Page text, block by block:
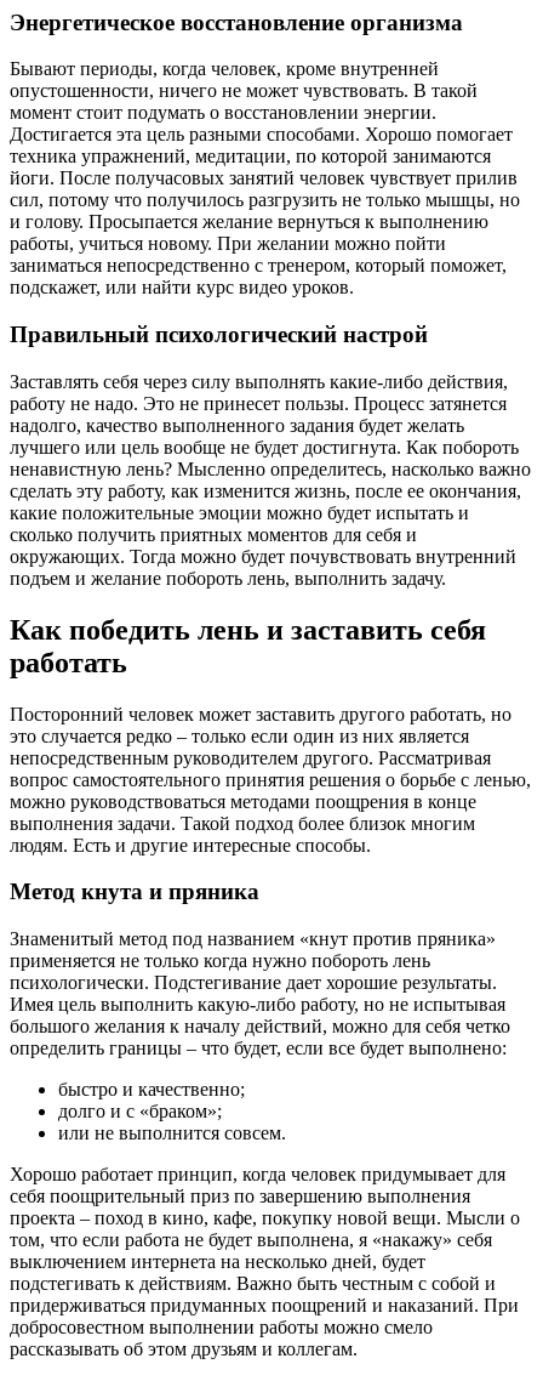
Энергетическое восстановление организма
Бывают периоды, когда человек, кроме внутренней
опустошенности, ничего не может чувствовать. В такой
момент стоит подумать о восстановлении энергии.
Достигается эта цель разными способами. Хорошо помогает
техника упражнений, медитации, по которой занимаются
йоги. После получасовых занятий человек чувствует прилив
сил, потому что получилось разгрузить не только мышцы, но
и голову. Просыпается желание вернуться к выполнению
работы, учиться новому. При желании можно пойти
заниматься непосредственно с тренером, который поможет,
подскажет, или найти курс видео уроков.
Правильный психологический настрой
Заставлять себя через силу выполнять какие-либо действия,
работу не надо. Это не принесет пользы. Процесс затянется
надолго, качество выполненного задания будет желать
лучшего или цель вообще не будет достигнута. Как побороть
ненавистную лень? Мысленно определитесь, насколько важно
сделать эту работу, как изменится жизнь, после ее окончания,
какие положительные эмоции можно будет испытать и
сколько получить приятных моментов для себя и
окружающих. Тогда можно будет почувствовать внутренний
подъем и желание побороть лень, выполнить задачу.
Как победить лень и заставить себя
работать
Посторонний человек может заставить другого работать, но
это случается редко – только если один из них является
непосредственным руководителем другого. Рассматривая
вопрос самостоятельного принятия решения о борьбе с ленью,
можно руководствоваться методами поощрения в конце
выполнения задачи. Такой подход более близок многим
людям. Есть и другие интересные способы.
Метод кнута и пряника
Знаменитый метод под названием «кнут против пряника»
применяется не только когда нужно побороть лень
психологически. Подстегивание дает хорошие результаты.
Имея цель выполнить какую-либо работу, но не испытывая
большого желания к началу действий, можно для себя четко
определить границы – что будет, если все будет выполнено:
быстро и качественно;
долго и с «браком»;
или не выполнится совсем.
Хорошо работает принцип, когда человек придумывает для
себя поощрительный приз по завершению выполнения
проекта – поход в кино, кафе, покупку новой вещи. Мысли о
том, что если работа не будет выполнена, я «накажу» себя
выключением интернета на несколько дней, будет
подстегивать к действиям. Важно быть честным с собой и
придерживаться придуманных поощрений и наказаний. При
добросовестном выполнении работы можно смело
рассказывать об этом друзьям и коллегам.